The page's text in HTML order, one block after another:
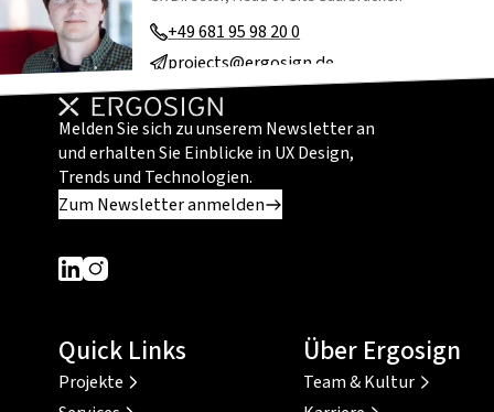
+49 681 95 98 20 0
projects@ergosign.de
Melden Sie sich zu unserem Newsletter an
und erhalten Sie Einblicke in UX Design,
Trends und Technologien.
Zum Newsletter anmelden
Dieser Link führt zu einer externen Seite
Dieser Link führt zu einer externen Seite
Quick Links
Projekte
Über Ergosign
Team & Kultur